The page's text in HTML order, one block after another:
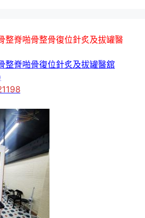
整脊啪骨整骨復位針炙及拔罐醫
整脊啪骨復位針炙及拔罐醫舘